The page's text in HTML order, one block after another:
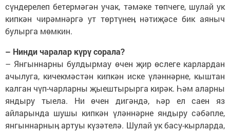
сүндерелеп бетермәгән учак, тәмәке төпчеге, шулай ук
кипкән чирәмнәргә ут төртүнеӊ нәтиҗәсе бик аяныч
булырга мөмкин.
– Нинди чаралар күрү сорала?
– Янгыннарны булдырмау өчен җир өслеге карлардан
ачылуга, кичекмәстән кипкән иске үләннәрне, кыштан
калган чүп-чарларны җыештырырга кирәк. Һәм аларны
яндыру тыела. Ни өчен дигәндә, һәр ел саен яз
айларында шушы кипкән үләннәрне яндыру сәбәпле,
янгыннарныӊ артуы күзәтелә. Шулай ук басу-кырларда,